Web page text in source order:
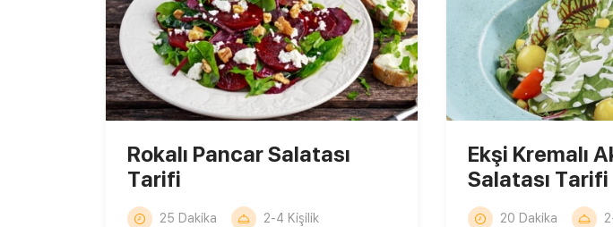
Rokalı Pancar Salatası
Tarifi
25 Dakika 2-4 Kişilik
Ekşi Kremalı
Salatası Tarifi
20 Dakika